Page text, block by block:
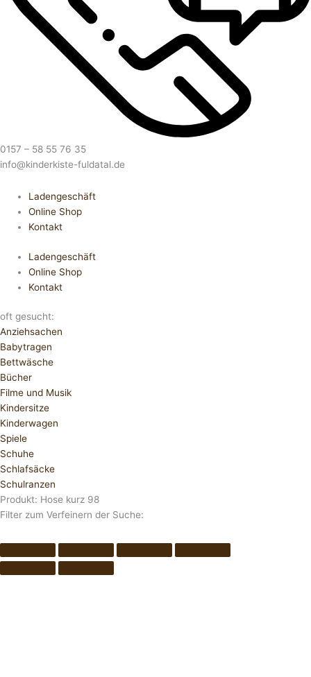
0157 – 58 55 76 35
info@kinderkiste-fuldatal.de
Ladengeschäft
Online Shop
Kontakt
Ladengeschäft
Online Shop
Kontakt
oft gesucht:
Anziehsachen
Babytragen
Bettwäsche
Bücher
Filme und Musik
Kindersitze
Kinderwagen
Spiele
Schuhe
Schlafsäcke
Schulranzen
Produkt: Hose kurz 98
Filter zum Verfeinern der Suche: